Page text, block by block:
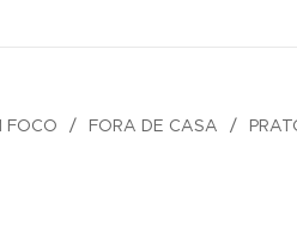
FOCO FORA DE CASA